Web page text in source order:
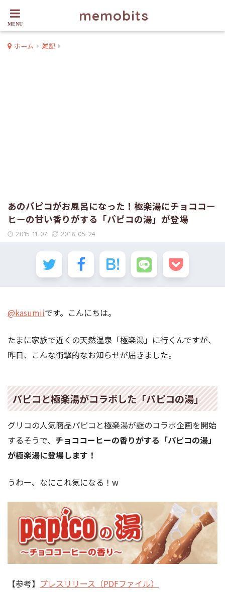
memobits
ホーム 雑記
あのパピコがお風呂になった！極楽湯にチョココー
ヒーの甘い香りがする「パピコの湯」が登場
2015-11-07 2018-05-24
@kasumiiです。こんにちは。
たまに家族で近くの天然温泉「極楽湯」に行くんですが、
昨日、こんな衝撃的なお知らせが届きました。
パピコと極楽湯がコラボした「パピコの湯」
グリコの人気商品パピコと極楽湯が謎のコラボ企画を開始
するそうで、 チョココーヒーの香りがする「パピコの湯」
が極楽湯に登場します！
うわー、なにこれ気になる！w
【参考】 プレスリリース（PDFファイル）